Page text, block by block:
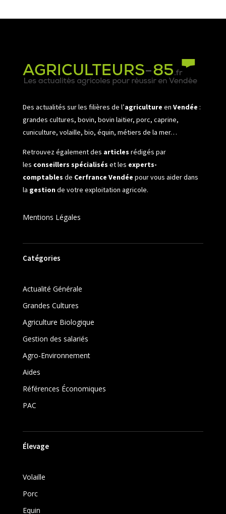
Des actualités sur les filières de l’agriculture en Vendée :
grandes cultures, bovin, bovin laitier, porc, caprine,
cuniculture, volaille, bio, équin, métiers de la mer…
Retrouvez également des articles rédigés par
les conseillers spécialisés et les experts-
comptables de Cerfrance Vendée pour vous aider dans
la gestionde votre exploitation agricole.
Mentions Légales
Catégories
Actualité Générale
Grandes Cultures
Agriculture Biologique
Gestion des salariés
Agro-Environnement
Aides
Références Économiques
PAC
Élevage
Volaille
Porc
Equin